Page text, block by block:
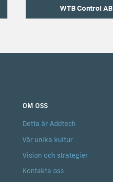
WTB Control AB
OM OSS
Detta är Addtech
Vår unika kultur
Vision och strategier
Kontakta oss